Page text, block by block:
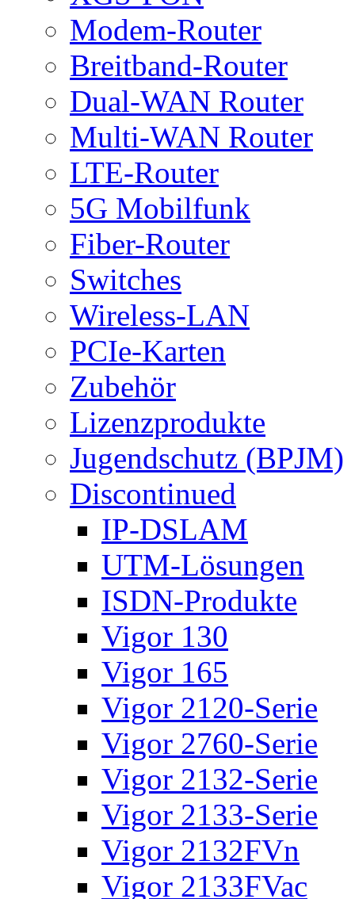
Modem-Router
Breitband-Router
Dual-WAN Router
Multi-WAN Router
LTE-Router
5G Mobilfunk
Fiber-Router
Switches
Wireless-LAN
PCIe-Karten
Zubehör
Lizenzprodukte
Jugendschutz (BPJM)
Discontinued
IP-DSLAM
UTM-Lösungen
ISDN-Produkte
Vigor 130
Vigor 165
Vigor 2120-Serie
Vigor 2760-Serie
Vigor 2132-Serie
Vigor 2133-Serie
Vigor 2132FVn
Vigor 2133FVac